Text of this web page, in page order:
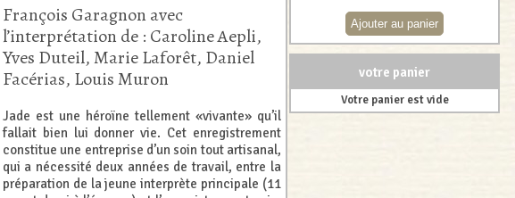
François Garagnon avec
l’interprétation de : Caroline Aepli,
Yves Duteil, Marie Laforêt, Daniel
Facérias, Louis Muron
Jade est une héroïne tellement «vivante» qu’il
fallait bien lui donner vie. Cet enregistrement
constitue une entreprise d’un soin tout artisanal,
qui a nécessité deux années de travail, entre la
préparation de la jeune interprète principale (11
votre panier
Votre panier est vide